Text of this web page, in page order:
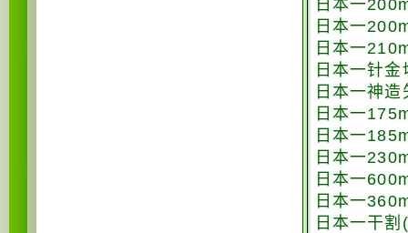
日本一
日本一
日本一
日本一针
日本一神
日本一
日本一
日本一
日本一
日本一
日本一干